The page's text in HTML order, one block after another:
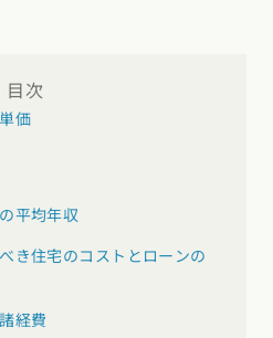
知県
大分県
県
賀県奈良県
根県山口県
目次
価
平均年収
き住宅のコストとローンの
経費